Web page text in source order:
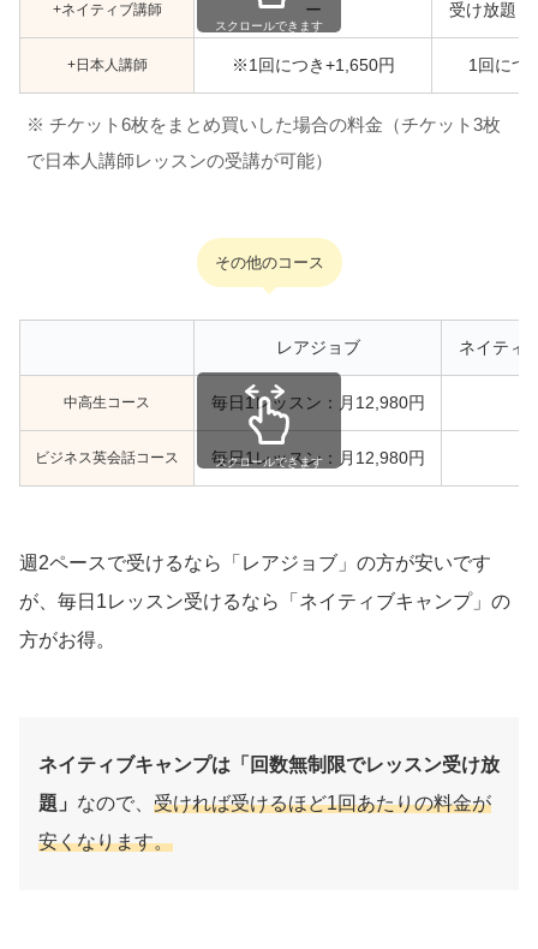
+ネイティブ講師 ー 受け放題
+日本人講師 ※1回につき+1,650円 1回につ
スクロールできます
※ チケット6枚をまとめ買いした場合の料金（チケット3枚
で日本人講師レッスンの受講が可能）
その他のコース
レアジョブ ネイティ
中高生コース 毎日1レッスン：月12,980円
ビジネス英会話コース 毎日1レッスン：月12,980円
スクロールできます
週2ペースで受けるなら「レアジョブ」の方が安いです
が、毎日1レッスン受けるなら「ネイティブキャンプ」の
方がお得。
ネイティブキャンプは「回数無制限でレッスン受け放
題」 なので、 受ければ受けるほど1回あたりの料金が
安くなります。